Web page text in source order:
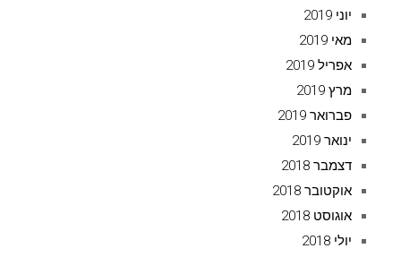
יוני 2019
מאי 2019
אפריל 2019
מרץ 2019
פברואר 2019
ינואר 2019
דצמבר 2018
אוקטובר 2018
אוגוסט 2018
יולי 2018